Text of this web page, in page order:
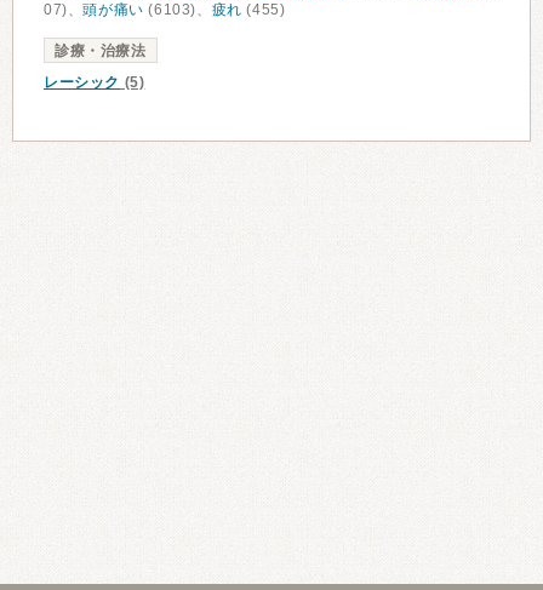
07)、頭が痛い (6103)、 疲れ (455)
診療・治療法
レーシック (5)